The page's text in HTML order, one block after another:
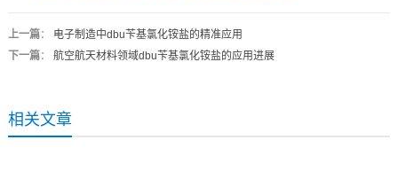
上一篇： 电子制造中dbu苄基氯化铵盐的精准应用
下一篇： 航空航天材料领域dbu苄基氯化铵盐的应用进展
相关文章